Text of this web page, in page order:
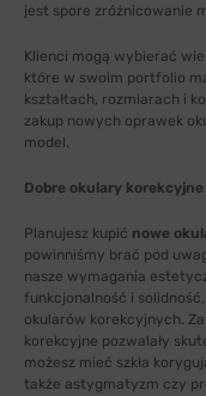
jest spore zróżnicowanie
Klienci mogą wybierać
które w swoim portfolio
kształtach, rozmiarach i
zakup nowych oprawek
model.
Dobre okulary
Planujesz kupić nowe
powinniśmy brać pod
nasze wymagania
funkcjonalność i
okularów korekcyjnych.
korekcyjne pozwalały
możesz mieć szkła
także astygmatyzm czy